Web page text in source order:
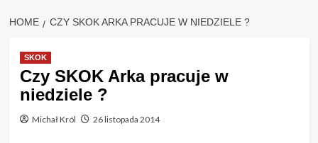
HOME CZY SKOK ARKA PRACUJE W NIEDZIELE ?
SKOK
Czy SKOK Arka pracuje w
niedziele ?
Michał Król 26 listopada 2014